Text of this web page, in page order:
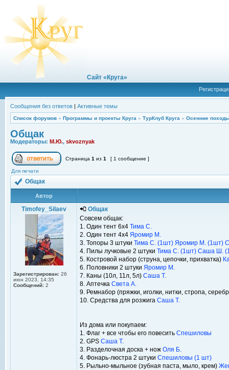
Сайт «Круга»
Сообщения без ответов | Активные темы
Список форумов » Программы и проекты Круга » ТурКлуб Круга » Осенние
Общак
Модераторы: М.Ю., skvoznyak
Страница 1 из 1 [ 1 сообщение ]
Для печати
Общак
Автор
Timofey_Silaev
Зарегистрирован: 26
июн 2023, 14:35
Сообщений: 2
Общак
Совсем общак:
1. Один тент 6x4 Тима С.
2. Один тент 4x4 Яромир М.
3. Топоры 3 штуки Тима С. (1шт) Яромир М. (1шт)
4. Пилы лучковые 2 штуки Тима С. (1шт) Саша Ш.
5. Костровой набор (струна, цепочки, прихватка)
6. Половники 2 штуки Яромир М.
7. Каны (10л, 11л, 5л) Саша Т.
8. Аптечка Света А.
9. Ремнабор (пряжки, иголки, нитки, стропа,
10. Средства для розжига Саша Т.
Из дома или покупаем:
1. Флаг + все чтобы его повесить Спешиловы
2. GPS Саша Т.
3. Разделочная доска + нож Оля Б.
4. Фонарь-люстра 2 штуки Спешиловы (1 шт)
5. Рыльно-мыльное (зубная паста, мыло, крем)